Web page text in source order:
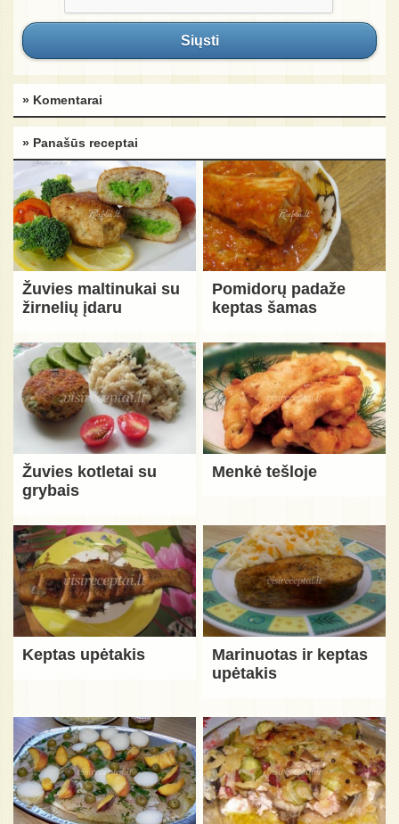
Siųsti
» Komentarai
» Panašūs receptai
Žuvies maltinukai su
žirnelių įdaru
Pomidorų padaže
keptas šamas
Žuvies kotletai su
grybais
Menkė tešloje
Keptas upėtakis
Marinuotas ir keptas
upėtakis